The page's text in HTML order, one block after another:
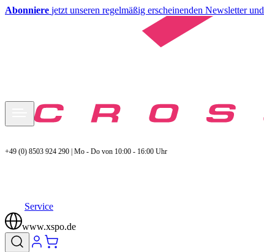
Abonniere jetzt unseren regelmäßig erscheinenden Newsletter und
+49 (0) 8503 924 290 | Mo - Do von 10:00 - 16:00 Uhr
Service
www.xspo.de